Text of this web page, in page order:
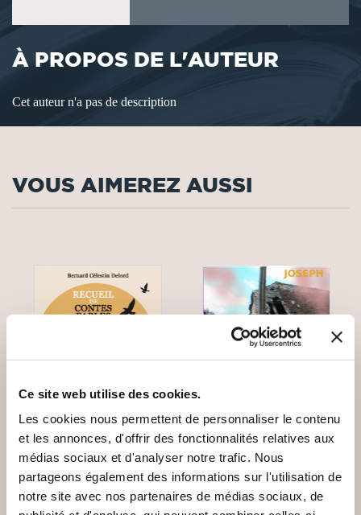
Ce site web utilise des cookies.
Les cookies nous permettent de personnaliser le contenu
et les annonces, d'offrir des fonctionnalités relatives aux
médias sociaux et d'analyser notre trafic. Nous
partageons également des informations sur l'utilisation de
notre site avec nos partenaires de médias sociaux, de
À PROPOS DE L'AUTEUR
Cet auteur n'a pas de description
VOUS AIMEREZ AUSSI
(0 avis)
Bernard Célestin Delord
(0 avis)
JP MONIER